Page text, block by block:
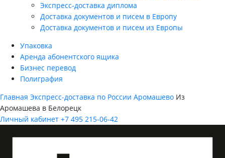
Экспресс-доставка диплома
Доставка документов и писем в Европу
Доставка документов и писем из Европы
Упаковка
Аренда абонентского ящика
Бизнес перевод
Полиграфия
Главная Экспресс-доставка по России Аромашево Из
Аромашева в Белорецк
Личный кабинет +7 495 215-06-42